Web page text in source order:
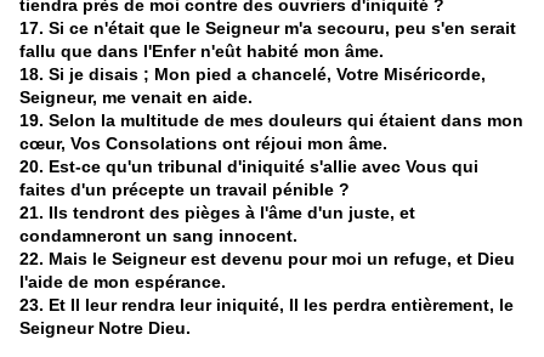
tiendra près de moi contre des ouvriers d'iniquité ?
17. Si ce n'était que le Seigneur m'a secouru, peu s'en serait
fallu que dans l'Enfer n'eût habité mon âme.
18. Si je disais ; Mon pied a chancelé, Votre Miséricorde,
Seigneur, me venait en aide.
19. Selon la multitude de mes douleurs qui étaient dans mon
cœur, Vos Consolations ont réjoui mon âme.
20. Est-ce qu'un tribunal d'iniquité s'allie avec Vous qui
faites d'un précepte un travail pénible ?
21. Ils tendront des pièges à l'âme d'un juste, et
condamneront un sang innocent.
22. Mais le Seigneur est devenu pour moi un refuge, et Dieu
l'aide de mon espérance.
23. Et Il leur rendra leur iniquité, Il les perdra entièrement, le
Seigneur Notre Dieu.